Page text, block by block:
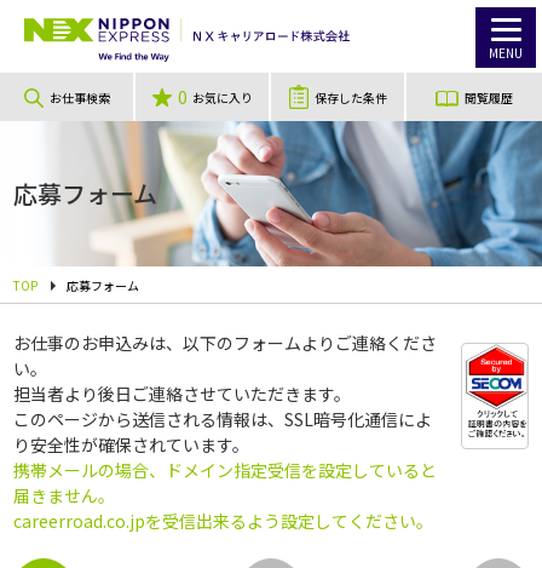
MENU
お仕事検索 0 お気に入り 保存した条件 閲覧履歴
応募フォーム
TOP 応募フォーム
お仕事のお申込みは、以下のフォームよりご連絡くださ
い。
担当者より後日ご連絡させていただきます。
このページから送信される情報は、SSL暗号化通信によ
り安全性が確保されています。
携帯メールの場合、ドメイン指定受信を設定していると
届きません。
careerroad.co.jpを受信出来るよう設定してください。